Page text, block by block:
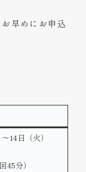
早めにお申込
14日（火）
45分）